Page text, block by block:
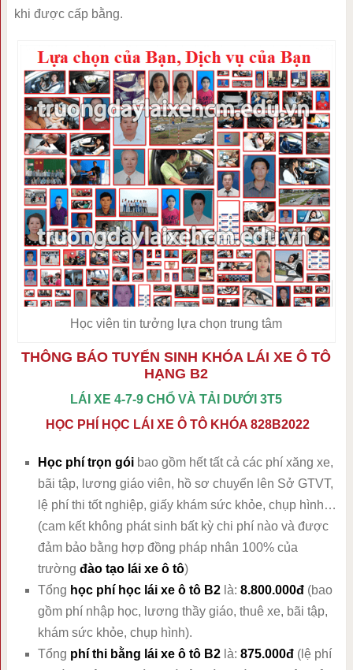
khi được cấp bằng.
Học viên tin tưởng lựa chọn trung tâm
THÔNG BÁO TUYỂN SINH KHÓA LÁI XE Ô TÔ
HẠNG B2
LÁI XE 4-7-9 CHỔ VÀ TẢI DƯỚI 3T5
HỌC PHÍ HỌC LÁI XE Ô TÔ KHÓA 828B2022
Học phí trọn gói bao gồm hết tất cả các phí xăng xe,
bãi tập, lương giáo viên, hồ sơ chuyển lên Sở GTVT,
lệ phí thi tốt nghiệp, giấy khám sức khỏe, chụp hình…
(cam kết không phát sinh bất kỳ chi phí nào và được
đảm bảo bằng hợp đồng pháp nhân 100% của
trường đào tạo lái xe ô tô)
Tổng học phí học lái xe ô tô B2là: 8.800.000đ(bao
gồm phí nhập học, lương thầy giáo, thuê xe, bãi tập,
khám sức khỏe, chụp hình).
Tổng phí thi bằng lái xe ô tô B2là: 875.000đ(lệ phí